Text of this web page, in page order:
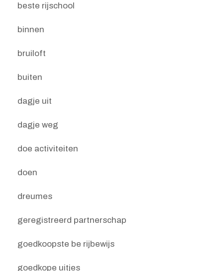
beste rijschool
binnen
bruiloft
buiten
dagje uit
dagje weg
doe activiteiten
doen
dreumes
geregistreerd partnerschap
goedkoopste be rijbewijs
goedkope uitjes